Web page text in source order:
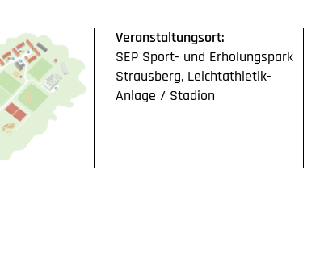
Veranstaltungsort:
SEP Sport- und Erholungspark
Strausberg, Leichtathletik-
Anlage / Stadion